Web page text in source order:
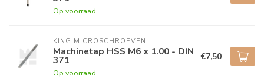
Op voorraad
KING MICROSCHROEVEN
Machinetap HSS M6 x 1.00 - DIN
371
Op voorraad
€7,50